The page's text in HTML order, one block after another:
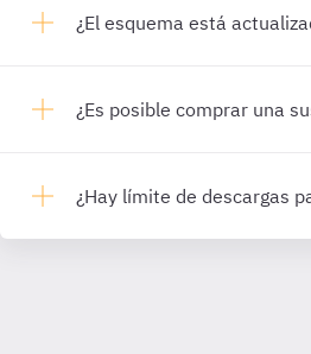
¿El esquema está
¿Es posible comprar una
¿Hay límite de descargas